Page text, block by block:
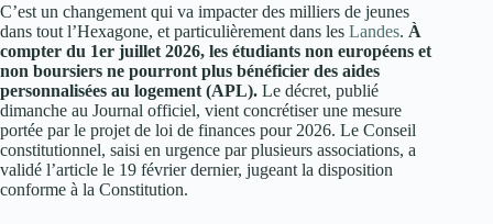
C’est un changement qui va impacter des milliers de jeunes
dans tout l’Hexagone, et particulièrement dans les Landes. À
compter du 1er juillet 2026, les étudiants non européens et
non boursiers ne pourront plus bénéficier des aides
personnalisées au logement (APL). Le décret, publié
dimanche au Journal officiel, vient concrétiser une mesure
portée par le projet de loi de finances pour 2026. Le Conseil
constitutionnel, saisi en urgence par plusieurs associations, a
validé l’article le 19 février dernier, jugeant la disposition
conforme à la Constitution.